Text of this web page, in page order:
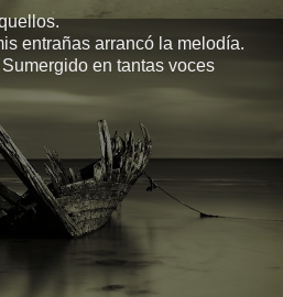
entrañas arrancó la melodía.
en tantas voces